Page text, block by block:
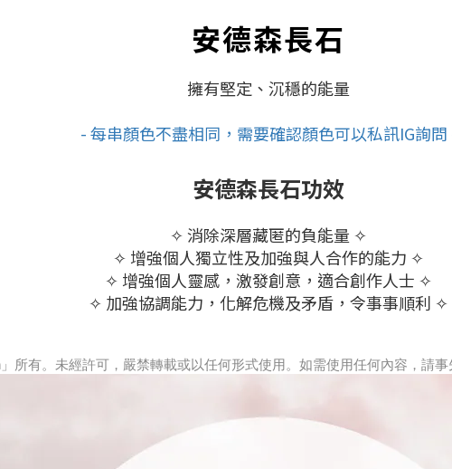
安德森長石
擁有堅定、沉穩的能量
- 每串顏色不盡相同，需要確認顏色可以私訊IG詢問
安德森長石功效
✧ 消除深層藏匿的負能量 ✧
✧ 增強個人獨立性及加強與人合作的能力 ✧
✧ 增強個人靈感，激發創意，適合創作人士 ✧
✧ 加強協調能力，化解危機及矛盾，令事事順利 ✧
所有。未經許可，嚴禁轉載或以任何形式使用。如需使用任何內容，請